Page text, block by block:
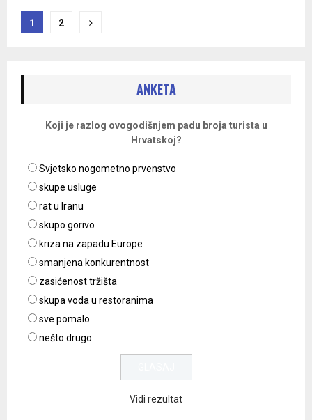
Navigacija
1 2
ANKETA
Koji je razlog ovogodišnjem padu broja turista u
Hrvatskoj?
Svjetsko nogometno prvenstvo
skupe usluge
rat u Iranu
skupo gorivo
kriza na zapadu Europe
smanjena konkurentnost
zasićenost tržišta
skupa voda u restoranima
sve pomalo
nešto drugo
Vidi rezultat